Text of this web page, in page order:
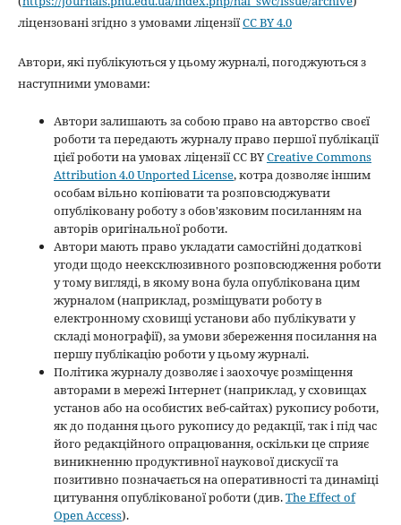
ліцензовані згідно з умовами ліцензіїCC BY 4.0
Автори, які публікуються у цьому журналі, погоджуються з
наступними умовами:
Автори залишають за собою право на авторство своєї
роботи та передають журналу право першої публікації
цієї роботи на умовах ліцензії CC BYCreative Commons
Attribution 4.0 Unported License, котра дозволяє іншим
особам вільно копіювати та розповсюджувати
опубліковану роботу з обов'язковим посиланням на
авторів оригінальної роботи.
Автори мають право укладати самостійні додаткові
угоди щодо неексклюзивного розповсюдження роботи
у тому вигляді, в якому вона була опублікована цим
журналом (наприклад, розміщувати роботу в
електронному сховищі установи або публікувати у
складі монографії), за умови збереження посилання на
першу публікацію роботи у цьому журналі.
Політика журналу дозволяє і заохочує розміщення
авторами в мережі Інтернет (наприклад, у сховищах
установ або на особистих веб-сайтах) рукопису роботи,
як до подання цього рукопису до редакції, так і під час
його редакційного опрацювання, оскільки це сприяє
виникненню продуктивної наукової дискусії та
позитивно позначається на оперативності та динаміці
цитування опублікованої роботи (див.The Effect of
Open Access).